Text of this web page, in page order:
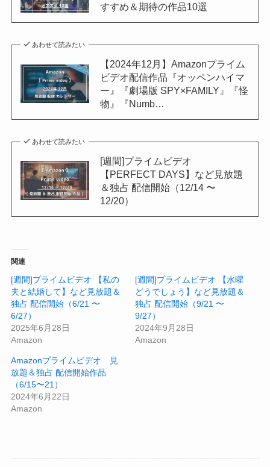
すすめ＆期待の作品10選
あわせて読みたい
【2024年12月】Amazonプライム
ビデオ配信作品『オッペンハイマ
ー』『劇場版 SPY×FAMILY』『怪
物』『Numb…
あわせて読みたい
[週間]プライムビデオ
【PERFECT DAYS】など見放題
＆独占 配信開始（12/14 〜
12/20）
関連
[週間]プライムビデオ 【私の
夫と結婚して】など見放題＆
独占 配信開始（6/21 〜
6/27）
2025年6月28日
Amazon
[週間]プライムビデオ 【水曜
どうでしょう】など見放題＆
独占 配信開始（9/21 〜
9/27）
2024年9月28日
Amazon
Amazonプライムビデオ 見
放題＆独占 配信開始作品
（6/15〜21）
2024年6月22日
Amazon